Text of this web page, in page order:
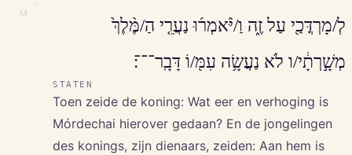
M
לְ/מָרְדֳּכַ֖י עַל זֶ֑ה וַ/יֹּ֨אמְר֜וּ נַעֲרֵ֤י הַ/מֶּ֨לֶךְ֙
מְשָׁ֣רְתָ֔י/ו לֹא נַעֲשָׂ֥ה עִמּ֖/וֹ דָּבָֽר־־־׃
STATEN
Toen zeide de koning: Wat eer en verhoging is
Mórdechai hierover gedaan? En de jongelingen
des konings, zijn dienaars, zeiden: Aan hem is